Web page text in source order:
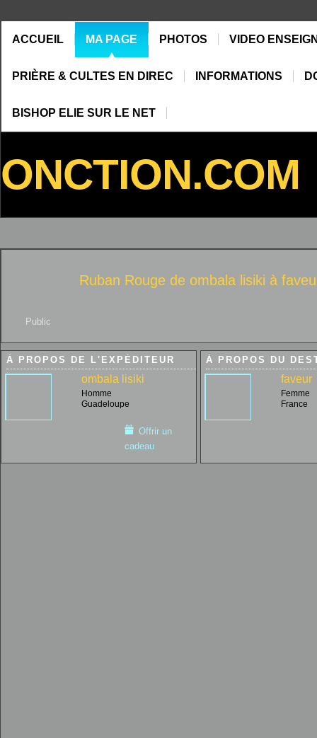
ACCUEIL MA PAGE PHOTOS VIDEO
PRIÈRE & CULTES EN DIREC INFORMATIONS
BISHOP ELIE SUR LE NET
ONCTION.COM
Public
Ruban Rouge de ombala lisiki à
À PROPOS DE L'EXPÉDITEUR
ombala lisiki
Homme
Guadeloupe
Offrir un
cadeau
À PROPOS DU
faveur
Femme
France